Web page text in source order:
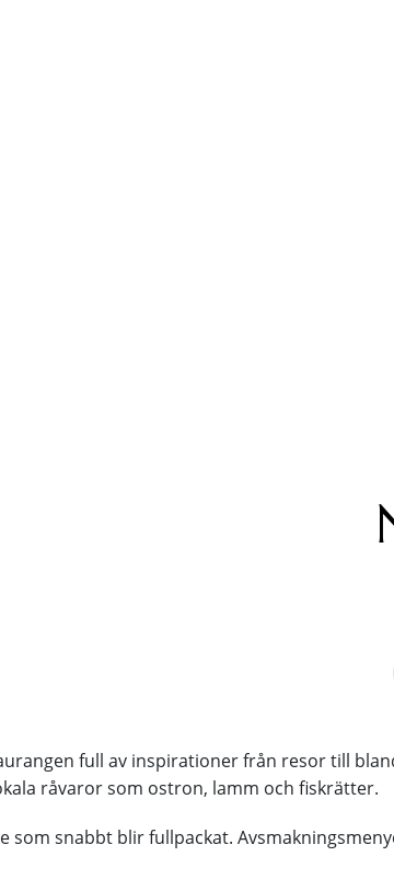
full av inspirationer från resor till
råvaror som ostron, lamm och fiskrätter.
som snabbt blir fullpackat.